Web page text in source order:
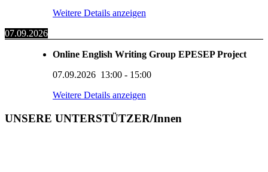
Weitere Details anzeigen
07.09.2026
Online English Writing Group EPESEP Project
07.09.2026 13:00 - 15:00
Weitere Details anzeigen
UNSERE UNTERSTÜTZER/Innen